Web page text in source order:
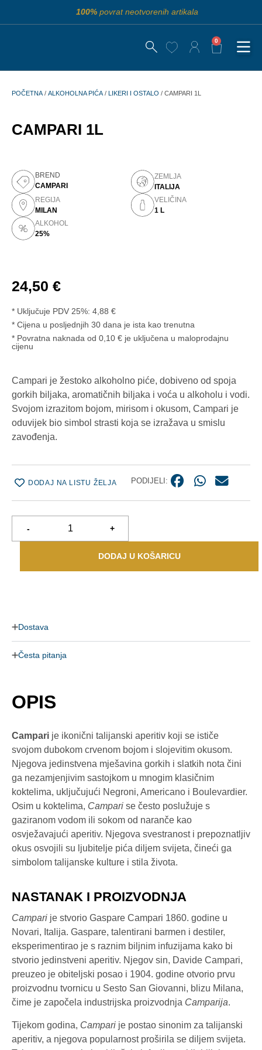
100%povrat neotvorenih artikala
0
POČETNA / ALKOHOLNA PIĆA / LIKERI I OSTALO / CAMPARI 1L
CAMPARI 1L
BREND
CAMPARI
ZEMLJA
ITALIJA
REGIJA
MILAN
VELIČINA
1 L
ALKOHOL
25%
24,50 €
* Uključuje PDV 25%: 4,88 €
Cijena u posljednjih 30 dana je ista kao trenutna
* Povratna naknada od 0,10 € je uključena u maloprodajnu
cijenu
Campari je žestoko alkoholno piće, dobiveno od spoja
gorkih biljaka, aromatičnih biljaka i voća u alkoholu i vodi.
Svojom izrazitom bojom, mirisom i okusom, Campari je
oduvijek bio simbol strasti koja se izražava u smislu
zavođenja.
DODAJ NA LISTU ŽELJA PODIJELI:
- +
DODAJ U KOŠARICU
Dostava
Česta pitanja
OPIS
Campari je ikonični talijanski aperitiv koji se ističe
svojom dubokom crvenom bojom i slojevitim okusom.
Njegova jedinstvena mješavina gorkih i slatkih nota čini
ga nezamjenjivim sastojkom u mnogim klasičnim
koktelima, uključujući Negroni, Americano i Boulevardier.
Osim u koktelima, Campari se često poslužuje s
gaziranom vodom ili sokom od naranče kao
osvježavajući aperitiv. Njegova svestranost i prepoznatljiv
okus osvojili su ljubitelje pića diljem svijeta, čineći ga
simbolom talijanske kulture i stila života.
NASTANAK I PROIZVODNJA
Campari je stvorio Gaspare Campari 1860. godine u
Novari, Italija. Gaspare, talentirani barmen i destiler,
eksperimentirao je s raznim biljnim infuzijama kako bi
stvorio jedinstveni aperitiv. Njegov sin, Davide Campari,
preuzeo je obiteljski posao i 1904. godine otvorio prvu
proizvodnu tvornicu u Sesto San Giovanni, blizu Milana,
čime je započela industrijska proizvodnja Camparija.
Tijekom godina, Campari je postao sinonim za talijanski
aperitiv, a njegova popularnost proširila se diljem svijeta.